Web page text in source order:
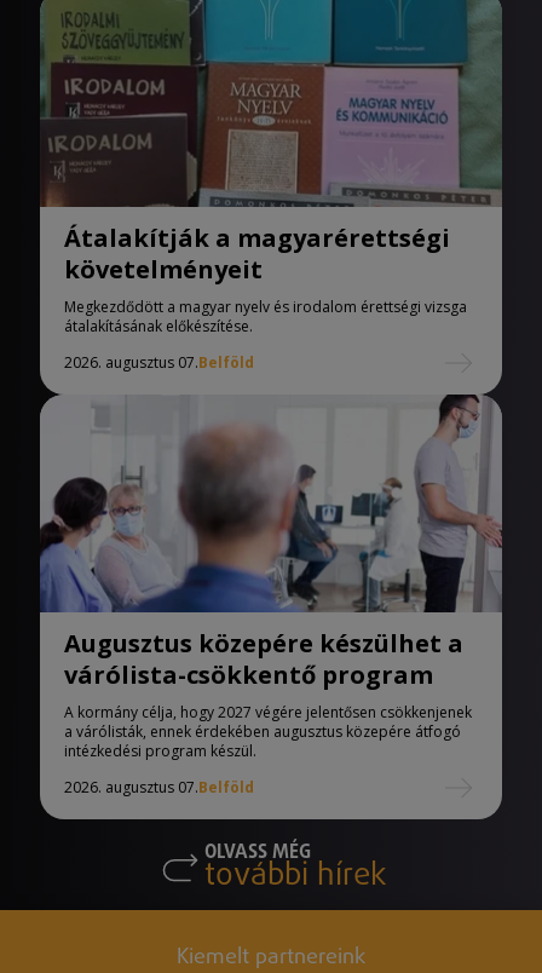
Átalakítják a magyarérettségi
követelményeit
Megkezdődött a magyar nyelv és irodalom érettségi vizsga
átalakításának előkészítése.
2026. augusztus 07.Belföld
Augusztus közepére készülhet a
várólista-csökkentő program
A kormány célja, hogy 2027 végére jelentősen csökkenjenek
a várólisták, ennek érdekében augusztus közepére átfogó
intézkedési program készül.
2026. augusztus 07.Belföld
OLVASS MÉG
további hírek
Kiemelt partnereink